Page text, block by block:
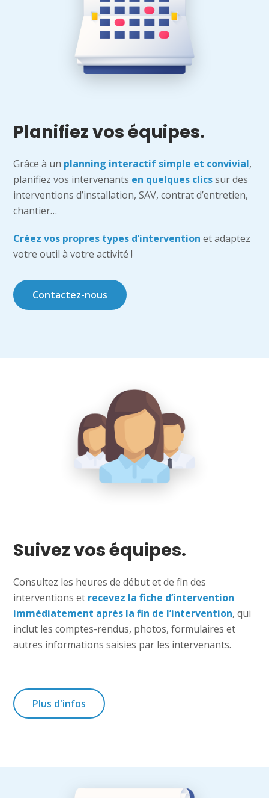
Planifiez vos équipes.
Grâce à un planning interactif simple et convivial,
planifiez vos intervenants en quelques clicssur des
interventions d’installation, SAV, contrat d’entretien,
chantier…
Créez vos propres types d’intervention et adaptez
votre outil à votre activité !
Contactez-nous
Suivez vos équipes.
Consultez les heures de début et de fin des
interventions et recevez la fiche d’intervention
immédiatement après la fin de l’intervention, qui
inclut les comptes-rendus, photos, formulaires et
autres informations saisies par les intervenants.
Plus d'infos